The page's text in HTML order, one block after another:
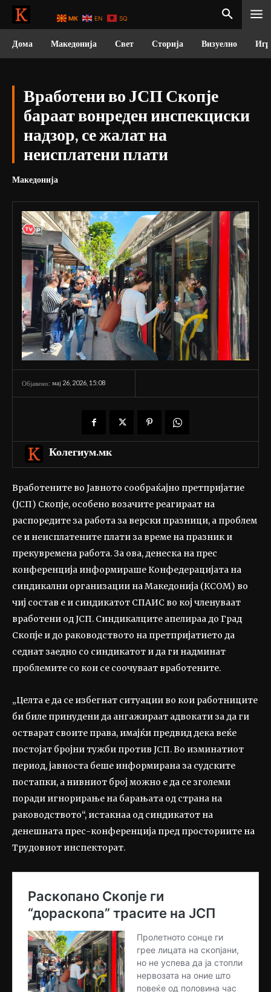
Дома Македонија Свет Сторија Визуелно
Вработени во ЈСП Скопје
бараат вонреден инспекциски
надзор, се жалат на
неисплатени плати
Македонија
Објавено: мај 26, 2026, 15:08
Колегиум.мк
Вработените во Јавното сообраќајно претпријатие
(ЈСП) Скопје, особено возачите реагираат на
распоредите за работа за верски празници, а проблем
се и неисплатените плати за време на празник и
прекувремена работа. За ова, денеска на прес
конференција информираше Конфедерацијата на
синдикални организации на Македонија (КСОМ) во
чиј состав е и синдикатот СПАИС во кој членуваат
вработени од ЈСП. Синдикалците апелираа до Град
Скопје и до раководството на претпријатието да
седнат заедно со синдикатот и да ги надминат
проблемите со кои се соочуваат вработените.
„Целта е да се избегнат ситуации во кои работниците
би биле принудени да ангажираат адвокати за да ги
остварат своите права, имајќи предвид дека веќе
постојат бројни тужби против ЈСП. Во изминатиот
период, јавноста беше информирана за судските
постапки, а нивниот број можно е да се зголеми
поради игнорирање на барањата од страна на
раководството“, истакнаа од синдикатот на
денешната прес-конференција пред просториите на
Трудовиот инспекторат.
MK EN SQ